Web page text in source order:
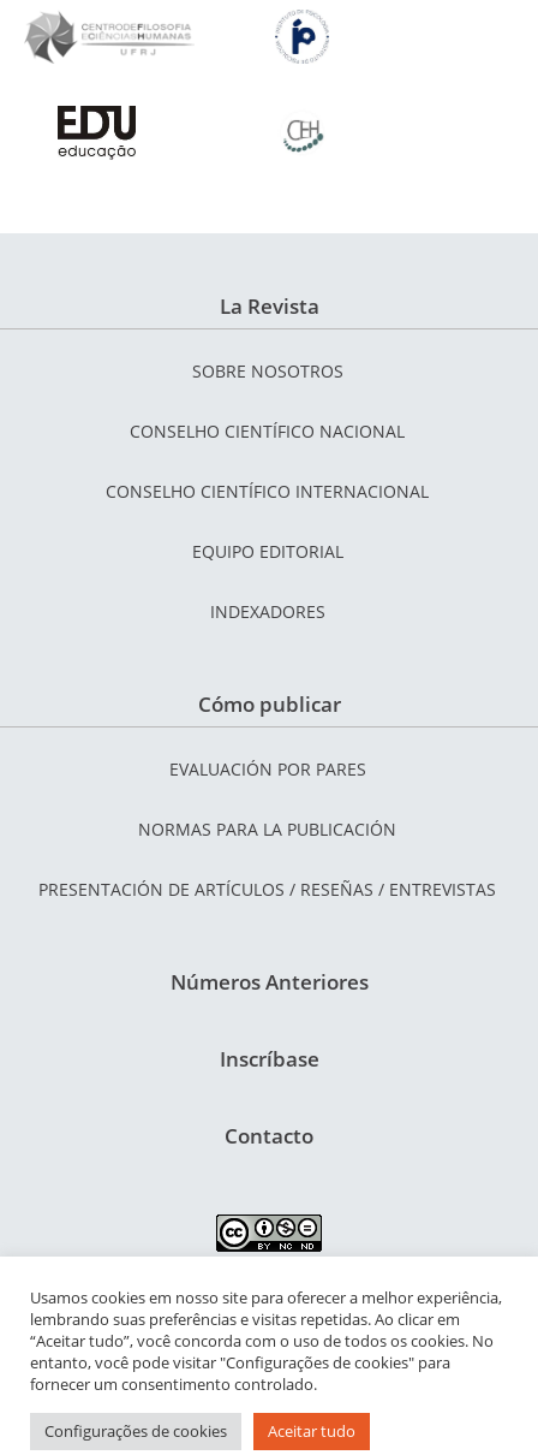
La Revista
SOBRE NOSOTROS
CONSELHO CIENTÍFICO NACIONAL
CONSELHO CIENTÍFICO INTERNACIONAL
EQUIPO EDITORIAL
INDEXADORES
Cómo publicar
EVALUACIÓN POR PARES
NORMAS PARA LA PUBLICACIÓN
PRESENTACIÓN DE ARTÍCULOS / RESEÑAS / ENTREVISTAS
Números Anteriores
Inscríbase
Contacto
NIPIAC – Núcleo Interdisciplinar de Pesquisa para a Infância e
Adolescência Contemporâneas
Universidade Federal do Rio de Janeiro - Campus da Praia Vermelha
Av. Pasteur, 250 – Urca, Prédio da Decania do CFCH
Usamos cookies em nosso site para oferecer a melhor experiência,
lembrando suas preferências e visitas repetidas. Ao clicar em
“Aceitar tudo”, você concorda com o uso de todos os cookies. No
entanto, você pode visitar "Configurações de cookies" para
fornecer um consentimento controlado.
Configurações de cookies Aceitar tudo